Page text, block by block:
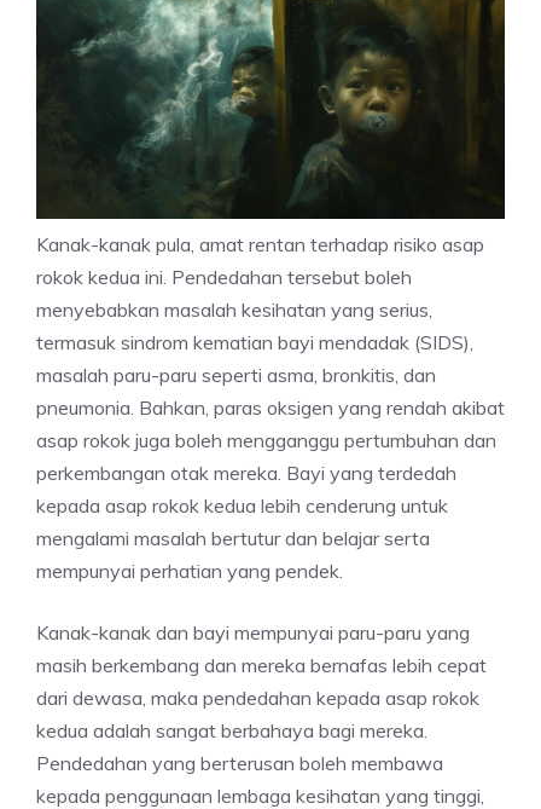
Kanak-kanak pula, amat rentan terhadap risiko asap
rokok kedua ini. Pendedahan tersebut boleh
menyebabkan masalah kesihatan yang serius,
termasuk sindrom kematian bayi mendadak (SIDS),
masalah paru-paru seperti asma, bronkitis, dan
pneumonia. Bahkan, paras oksigen yang rendah akibat
asap rokok juga boleh mengganggu pertumbuhan dan
perkembangan otak mereka. Bayi yang terdedah
kepada asap rokok kedua lebih cenderung untuk
mengalami masalah bertutur dan belajar serta
mempunyai perhatian yang pendek.
Kanak-kanak dan bayi mempunyai paru-paru yang
masih berkembang dan mereka bernafas lebih cepat
dari dewasa, maka pendedahan kepada asap rokok
kedua adalah sangat berbahaya bagi mereka.
Pendedahan yang berterusan boleh membawa
kepada penggunaan lembaga kesihatan yang tinggi,